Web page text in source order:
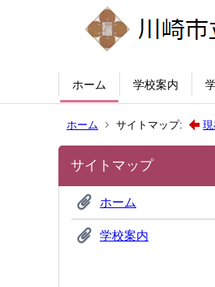
ホーム 学校案内
ホーム サイトマップ:
サイトマップ
ホーム
学校案内